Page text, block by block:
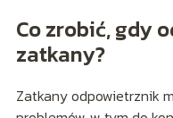
Co zrobić, gdy
zatkany?
Zatkany odpowietrznik